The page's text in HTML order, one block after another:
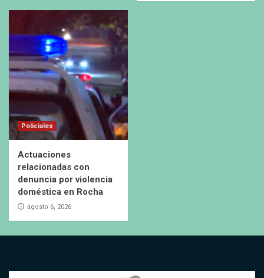
Policiales
Actuaciones
relacionadas con
denuncia por violencia
doméstica en Rocha
agosto 6, 2026